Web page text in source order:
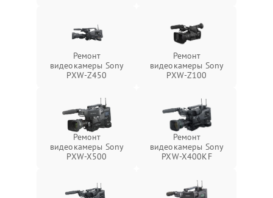
Ремонт
видеокамеры Sony
PXW-Z450
Ремонт
видеокамеры Sony
PXW-Z100
Ремонт
видеокамеры Sony
PXW-X500
Ремонт
видеокамеры Sony
PXW-X400KF